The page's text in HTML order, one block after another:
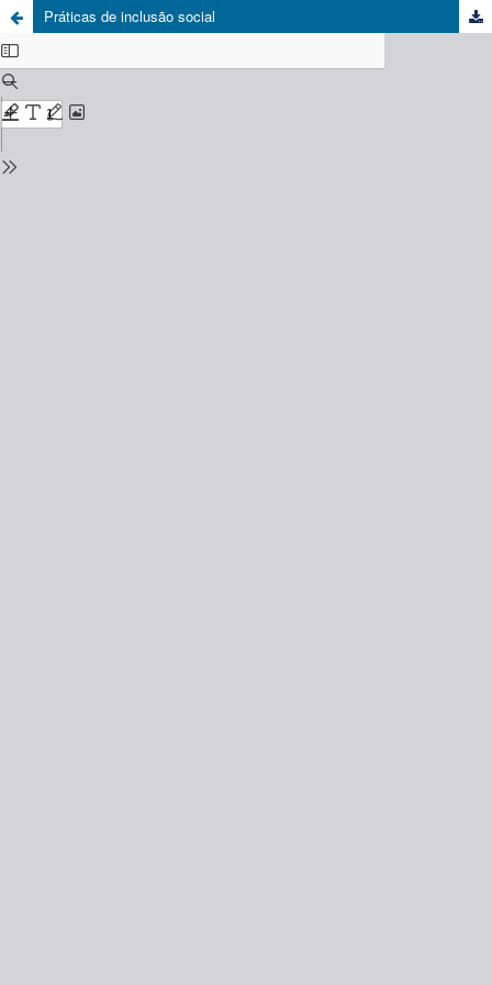
Práticas de inclusão social